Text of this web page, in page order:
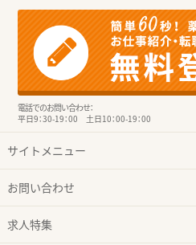
電話でのお問い合わせ：
平日9：30-19：00 土日10：00-19：00
サイトメニュー
お問い合わせ
求人特集